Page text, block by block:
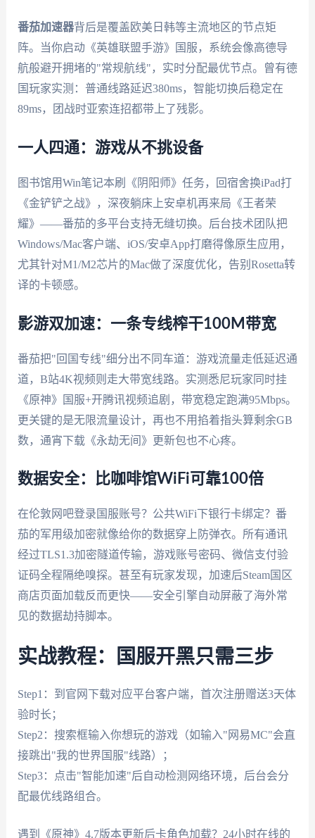
番茄加速器背后是覆盖欧美日韩等主流地区的节点矩
阵。当你启动《英雄联盟手游》国服，系统会像高德导
航般避开拥堵的"常规航线"，实时分配最优节点。曾有德
国玩家实测：普通线路延迟380ms，智能切换后稳定在
89ms，团战时亚索连招都带上了残影。
一人四通：游戏从不挑设备
图书馆用Win笔记本刷《阴阳师》任务，回宿舍换iPad打
《金铲铲之战》，深夜躺床上安卓机再来局《王者荣
耀》——番茄的多平台支持无缝切换。后台技术团队把
Windows/Mac客户端、iOS/安卓App打磨得像原生应用，
尤其针对M1/M2芯片的Mac做了深度优化，告别Rosetta转
译的卡顿感。
影游双加速：一条专线榨干100M带宽
番茄把"回国专线"细分出不同车道：游戏流量走低延迟通
道，B站4K视频则走大带宽线路。实测悉尼玩家同时挂
《原神》国服+开腾讯视频追剧，带宽稳定跑满95Mbps。
更关键的是无限流量设计，再也不用掐着指头算剩余GB
数，通宵下载《永劫无间》更新包也不心疼。
数据安全：比咖啡馆WiFi可靠100倍
在伦敦网吧登录国服账号？公共WiFi下银行卡绑定？番
茄的军用级加密就像给你的数据穿上防弹衣。所有通讯
经过TLS1.3加密隧道传输，游戏账号密码、微信支付验
证码全程隔绝嗅探。甚至有玩家发现，加速后Steam国区
商店页面加载反而更快——安全引擎自动屏蔽了海外常
见的数据劫持脚本。
实战教程：国服开黑只需三步
Step1：到官网下载对应平台客户端，首次注册赠送3天体
验时长；
Step2：搜索框输入你想玩的游戏（如输入"网易MC"会直
接跳出"我的世界国服"线路）；
Step3：点击"智能加速"后自动检测网络环境，后台会分
配最优线路组合。
遇到《原神》4.7版本更新后卡角色加载？24小时在线的